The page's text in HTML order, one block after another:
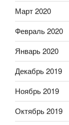
Март 2020
Февраль 2020
Январь 2020
Декабрь 2019
Ноябрь 2019
Октябрь 2019